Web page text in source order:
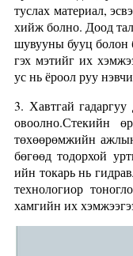
туслах материал,
хийж болно. Доод
шувууны бууц болон
гэх мэтийг их
ус нь ёроол руу
3. Хавтгай
овоолно.Стекийн
төхөөрөмжийн
бөгөөд тодорхой
ийн токарь нь
технологиор
хамгийн их